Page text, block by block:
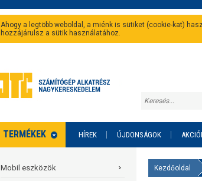
Ahogy a legtöbb weboldal, a miénk is sütiket (cookie-kat)
hozzájárulsz a sütik használatához.
TERMÉKEK HÍREK ÚJDONSÁGOK
Mobil eszközök Kezdőoldal